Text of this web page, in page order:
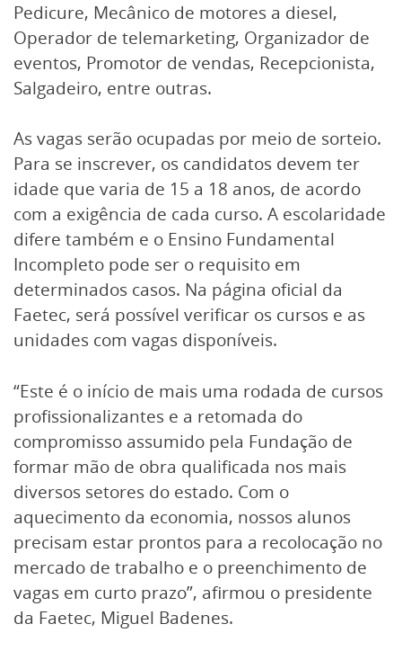
Pedicure, Mecânico de motores a diesel,
Operador de telemarketing, Organizador de
eventos, Promotor de vendas, Recepcionista,
Salgadeiro, entre outras.
As vagas serão ocupadas por meio de sorteio.
Para se inscrever, os candidatos devem ter
idade que varia de 15 a 18 anos, de acordo
com a exigência de cada curso. A escolaridade
difere também e o Ensino Fundamental
Incompleto pode ser o requisito em
determinados casos. Na página oficial da
Faetec, será possível verificar os cursos e as
unidades com vagas disponíveis.
“Este é o início de mais uma rodada de cursos
profissionalizantes e a retomada do
compromisso assumido pela Fundação de
formar mão de obra qualificada nos mais
diversos setores do estado. Com o
aquecimento da economia, nossos alunos
precisam estar prontos para a recolocação no
mercado de trabalho e o preenchimento de
vagas em curto prazo”, afirmou o presidente
da Faetec, Miguel Badenes.